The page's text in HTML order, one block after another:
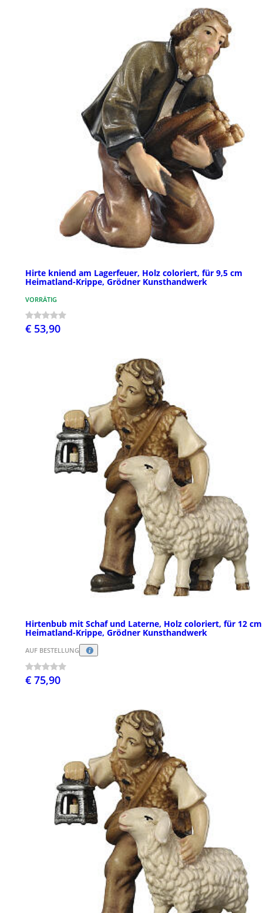
Hirte kniend am Lagerfeuer, Holz coloriert, für 9,5 cm
Heimatland-Krippe, Grödner Kunsthandwerk
VORRÄTIG
€ 53,90
Hirtenbub mit Schaf und Laterne, Holz coloriert, für 12 cm
Heimatland-Krippe, Grödner Kunsthandwerk
AUF BESTELLUNG
€ 75,90